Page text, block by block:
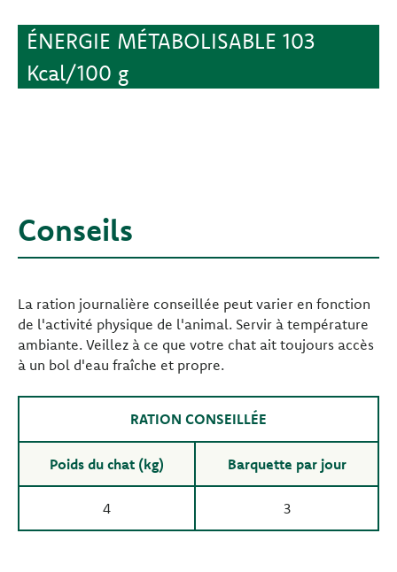
ÉNERGIE MÉTABOLISABLE 103
Kcal/100 g
Conseils
La ration journalière conseillée peut varier en fonction
de l'activité physique de l'animal. Servir à température
ambiante. Veillez à ce que votre chat ait toujours accès
à un bol d'eau fraîche et propre.
RATION CONSEILLÉE
Poids du chat (kg) Barquette par jour
4 3